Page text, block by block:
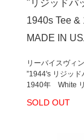
"リジッドパ
1940s Tee
MADE IN
リーバイスヴィ
”1944's リジッ
1940年 White
SOLD OUT